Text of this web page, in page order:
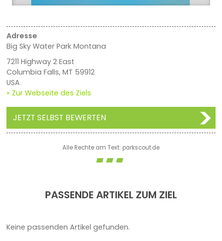
Adresse
Big Sky Water Park Montana
7211 Highway 2 East
Columbia Falls, MT 59912
USA
» Zur Webseite des Ziels
JETZT SELBST BEWERTEN
Alle Rechte am Text: parkscout.de
PASSENDE ARTIKEL ZUM ZIEL
Keine passenden Artikel gefunden.